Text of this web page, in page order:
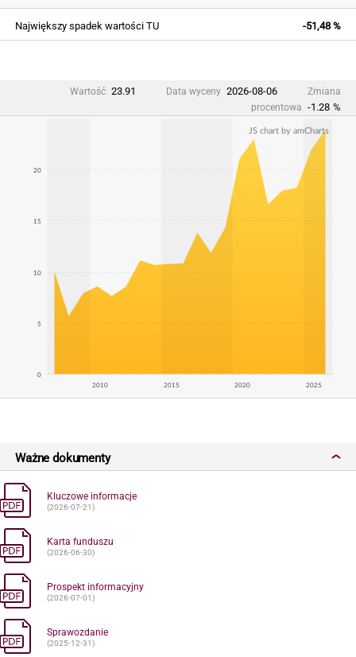
Największy spadek wartości TU -51,48 %
Wartość 23.91 Data wyceny 2026-08-06
Zmiana
procentowa -1.28 %
2010 2015 2020 2025
0
5
10
15
20
JS chart by amCharts
Ważne dokumenty
Kluczowe informacje
(2026-07-21)
Karta funduszu
(2026-06-30)
Prospekt informacyjny
(2026-07-01)
Sprawozdanie
(2025-12-31)